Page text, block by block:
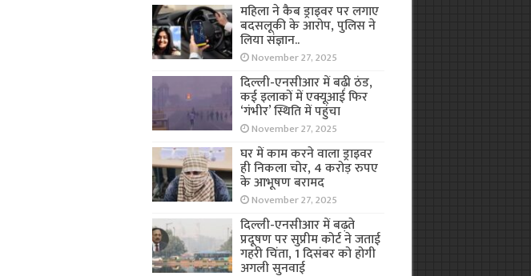
महिला ने कैब ड्राइवर पर लगाए
बदसलूकी के आरोप, पुलिस ने
लिया संज्ञान..
November 27, 2025
दिल्ली-एनसीआर में बढ़ी ठंड,
कई इलाकों में एक्यूआई फिर
‘गंभीर’ स्थिति में पहुंचा
November 27, 2025
घर में काम करने वाला ड्राइवर
ही निकला चोर, 4 करोड़ रुपए
के आभूषण बरामद
November 27, 2025
दिल्ली-एनसीआर में बढ़ते
प्रदूषण पर सुप्रीम कोर्ट ने जताई
गहरी चिंता, 1 दिसंबर को होगी
अगली सुनवाई